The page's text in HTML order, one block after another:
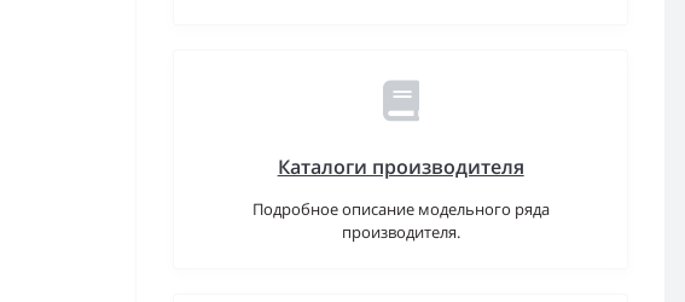
Каталоги производителя
Подробное описание модельного ряда
производителя.